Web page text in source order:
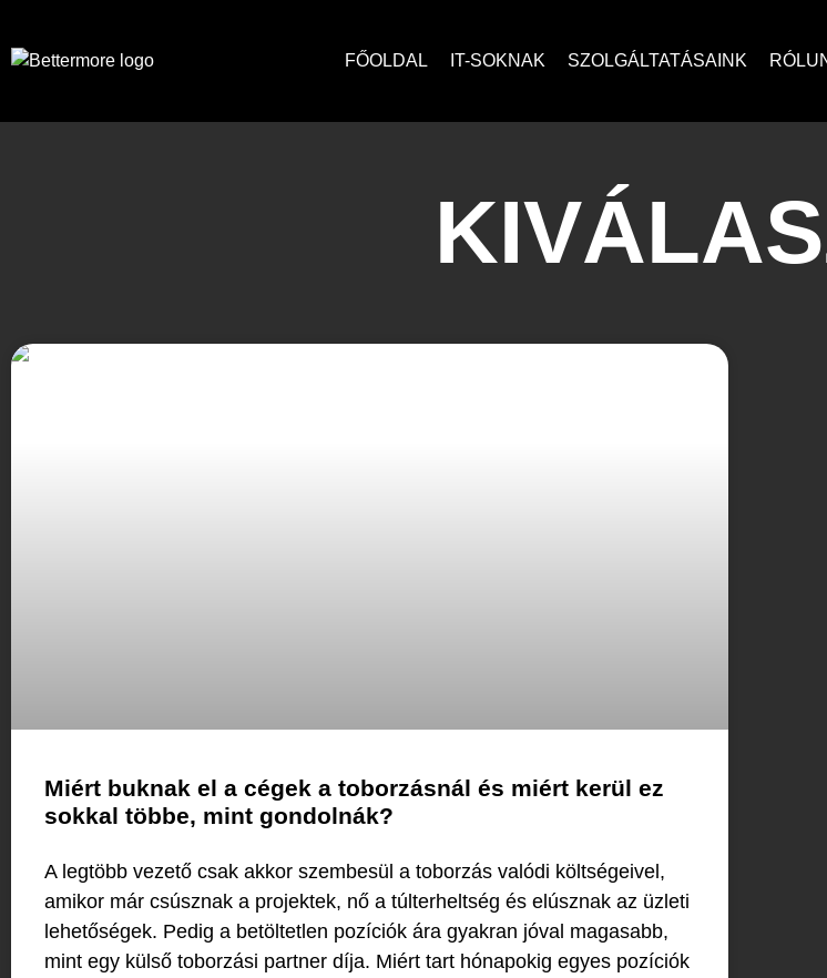
FŐOLDAL IT-SOKNAK SZOLGÁLTATÁSAINK
Miért buknak el a cégek a toborzásnál és miért kerül ez
sokkal többe, mint gondolnák?
A legtöbb vezető csak akkor szembesül a toborzás valódi költségeivel,
amikor már csúsznak a projektek, nő a túlterheltség és elúsznak az üzleti
lehetőségek. Pedig a betöltetlen pozíciók ára gyakran jóval magasabb,
mint egy külső toborzási partner díja. Miért tart hónapokig egyes pozíciók